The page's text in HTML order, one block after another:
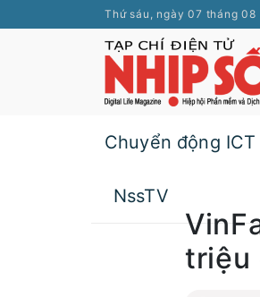
Thứ sáu, ngày 07 tháng 08
Chuyển động ICT
NssTV
triệu